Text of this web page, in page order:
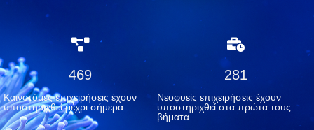
Καινοτόμες επιχειρήσεις έχουν
υποστηριχθεί μέχρι σήμερα
500
Νεοφυείς επιχειρήσεις έχουν
υποστηριχθεί στα πρώτα τους
βήματα
300